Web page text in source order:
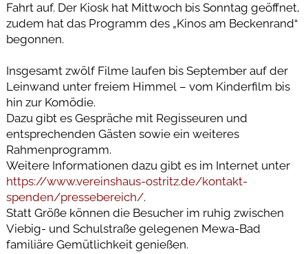
Fahrt auf. Der Kiosk hat Mittwoch bis Sonntag geöffnet,
zudem hat das Programm des „Kinos am Beckenrand“
begonnen.
Insgesamt zwölf Filme laufen bis September auf der
Leinwand unter freiem Himmel – vom Kinderfilm bis
hin zur Komödie.
Dazu gibt es Gespräche mit Regisseuren und
entsprechenden Gästen sowie ein weiteres
Rahmenprogramm.
Weitere Informationen dazu gibt es im Internet unter
https://www.vereinshaus-ostritz.de/kontakt-
spenden/pressebereich/.
Statt Größe können die Besucher im ruhig zwischen
Viebig- und Schulstraße gelegenen Mewa-Bad
familiäre Gemütlichkeit genießen.